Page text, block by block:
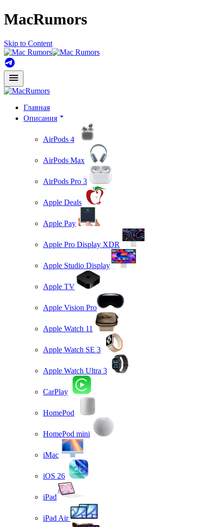
MacRumors
Skip to Content
Главная
Описания
AirPods 4
AirPods Max
AirPods Pro 3
Apple Deals
Apple Pay
Apple Pro Display XDR
Apple Studio Display
Apple TV
Apple Vision Pro
Apple Watch 11
Apple Watch SE 3
Apple Watch Ultra 3
CarPlay
HomePod
HomePod mini
iMac
iOS 26
iPad
iPad Air